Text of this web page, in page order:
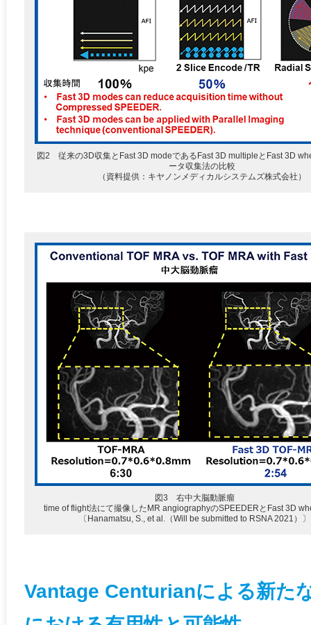
図2 従来の3D収集とFast 3D modeであるFast 3D multipleとFast 3D
ータ収集法の比較
（資料提供：キヤノンメディカルシステムズ株式会社）
図3 右中大脳動脈瘤
time of flight法にて撮像したMR angiographyのSPEEDERとFast 3D
〔Hanamatsu, S., et al.（Will be submitted to RSNA 2021）〕
Vantage Centurianによる新た